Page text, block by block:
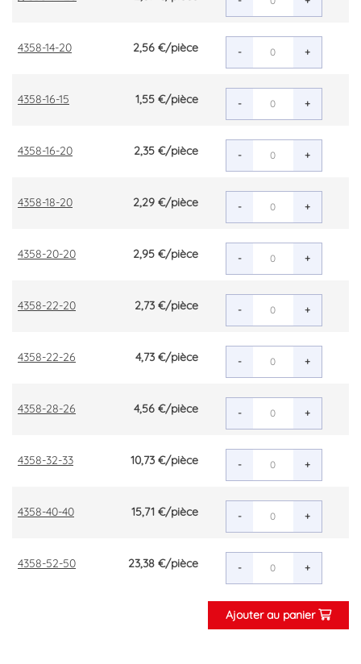
4358-14-20 2,56 €/pièce - +
4358-16-15 1,55 €/pièce - +
4358-16-20 2,35 €/pièce - +
4358-18-20 2,29 €/pièce - +
4358-20-20 2,95 €/pièce - +
4358-22-20 2,73 €/pièce - +
4358-22-26 4,73 €/pièce - +
4358-28-26 4,56 €/pièce - +
4358-32-33 10,73 €/pièce - +
4358-40-40 15,71 €/pièce - +
4358-52-50 23,38 €/pièce - +
Ajouter au panier